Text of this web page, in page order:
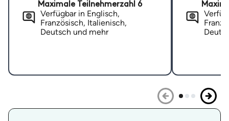
Maximale Teilnehmerzahl 6
Verfügbar in Englisch,
Französisch, Italienisch,
Deutsch und mehr